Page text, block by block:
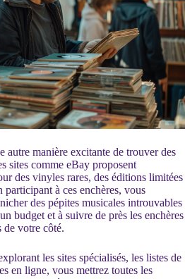
autre manière excitante de trouver des
sites comme eBay proposent
des vinyles rares, des éditions limitées
participant à ces enchères, vous
des pépites musicales introuvables
budget et à suivre de près les enchères
de votre côté.
les sites spécialisés, les listes de
en ligne, vous mettrez toutes les